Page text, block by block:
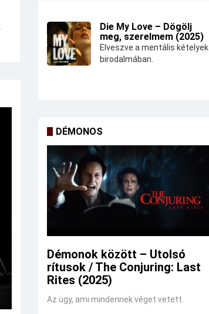
Die My Love – Dögölj
meg, szerelmem (2025)
Elveszve a mentális kételyek
birodalmában.
DÉMONOS
Démonok között – Utolsó
rítusok / The Conjuring: Last
Rites (2025)
Az ügy, ami mindennek véget vetett.